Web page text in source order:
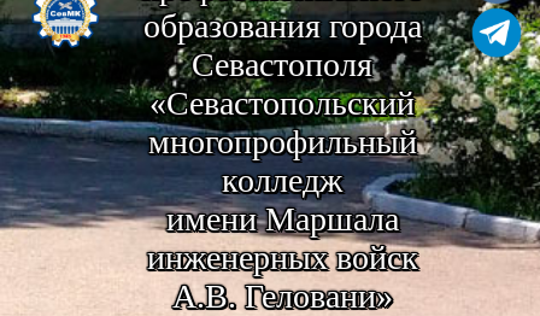
образования города
Севастополя
«Севастопольский
многопрофильный
колледж
имени Маршала
инженерных войск
А.В. Геловани»